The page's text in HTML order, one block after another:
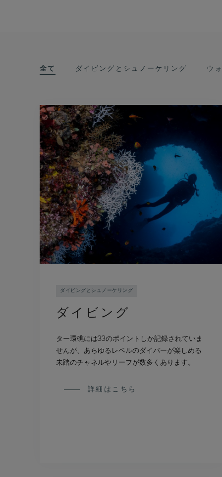
全て ダイビングとシュノーケリング ウ
ダイビングとシュノーケリング
ダイビング
ター環礁には33のポイントしか記録されていま
せんが、あらゆるレベルのダイバーが楽しめる
未踏のチャネルやリーフが数多くあります。
詳細はこちら